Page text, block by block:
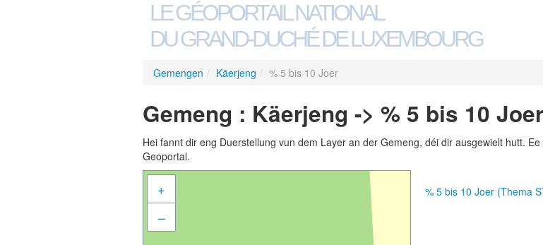
LE GÉOPORTAIL NATIONAL
DU GRAND-DUCHÉ DE LUXEMBOURG
Gemengen / Käerjeng / % 5 bis 10 Joer
Gemeng : Käerjeng -> % 5 bis 10 Joer
Hei fannt dir eng Duerstellung vun dem Layer an der Gemeng, déi dir ausgewielt hutt.
Geoportal.
+
–
% 5 bis 10 Joer (Thema